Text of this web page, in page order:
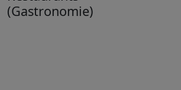
(Gastronomie)